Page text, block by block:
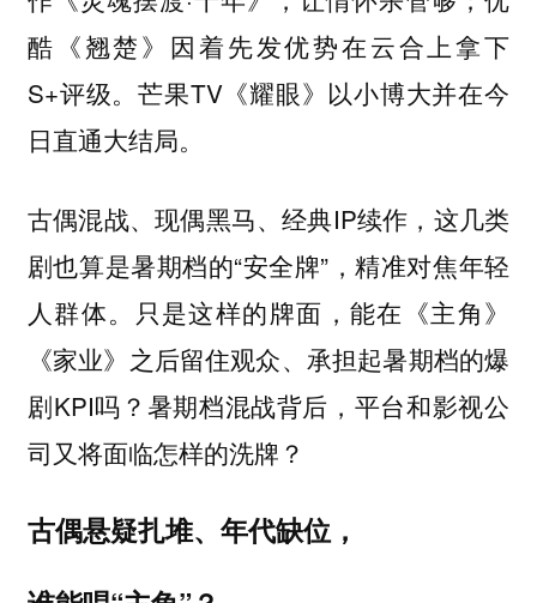
酷《翘楚》因着先发优势在云合上拿下
S+评级。芒果TV《耀眼》以小博大并在今
日直通大结局。
古偶混战、现偶黑马、经典IP续作，这几类
剧也算是暑期档的“安全牌”，精准对焦年轻
人群体。只是这样的牌面，能在《主角》
《家业》之后留住观众、承担起暑期档的爆
剧KPI吗？暑期档混战背后，平台和影视公
司又将面临怎样的洗牌？
古偶悬疑扎堆、年代缺位，